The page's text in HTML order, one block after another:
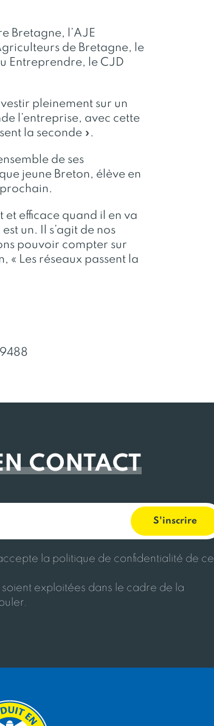
Bretagne, l’AJE
de Bretagne, le
Entreprendre, le CJD
pleinement sur un
l’entreprise, avec cette
la seconde ».
de ses
jeune Breton, élève en
et efficace quand il en va
un. Il s’agit de nos
pouvoir compter sur
Les réseaux passent la
CONTACT
la politique de confidentialité de ce
exploitées dans le cadre de la